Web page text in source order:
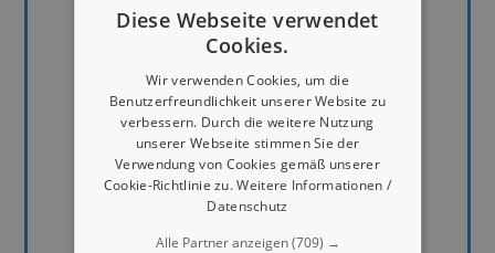
Diese Webseite verwendet
Cookies.
Wir verwenden Cookies, um die
Benutzerfreundlichkeit unserer Website zu
verbessern. Durch die weitere Nutzung
unserer Webseite stimmen Sie der
Verwendung von Cookies gemäß unserer
Cookie-Richtlinie zu.Weitere Informationen /
Datenschutz
Alle Partner anzeigen(709) →